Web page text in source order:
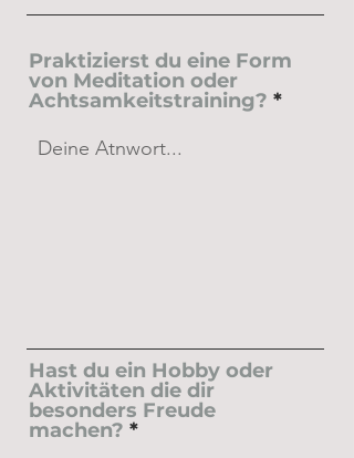
Praktizierst du eine Form
von Meditation oder
Achtsamkeitstraining?
Hast du ein Hobby oder
Aktivitäten die dir
besonders Freude
machen?